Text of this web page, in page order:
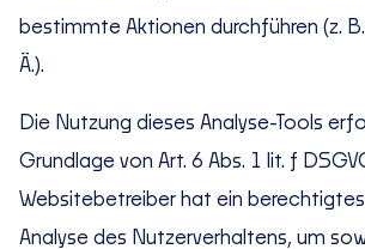
bestimmte Aktionen durchführen (z.
Ä.).
Die Nutzung dieses Analyse-Tools
Grundlage von Art. 6 Abs. 1 lit. f
Websitebetreiber hat ein
Analyse des Nutzerverhaltens, um